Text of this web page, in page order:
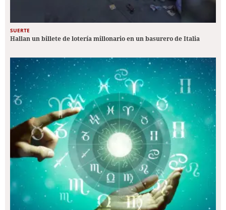
SUERTE
Hallan un billete de lotería millonario en un basurero de Italia